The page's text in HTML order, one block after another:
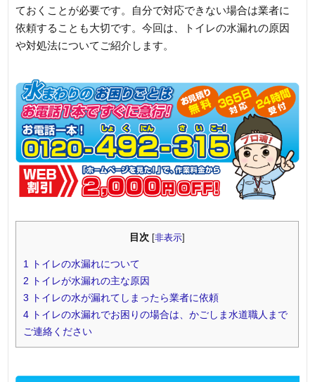
ておくことが必要です。自分で対応できない場合は業者に
依頼することも大切です。今回は、トイレの水漏れの原因
や対処法についてご紹介します。
目次 [非表示]
1
トイレの水漏れについて
2 トイレが水漏れの主な原因
3 トイレの水が漏れてしまったら業者に依頼
4 トイレの水漏れでお困りの場合は、かごしま水道職人まで
ご連絡ください